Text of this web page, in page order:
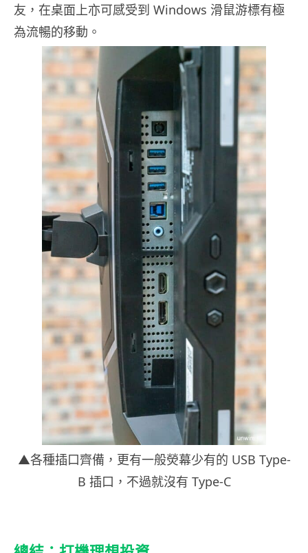
友，在桌面上亦可感受到 Windows 滑鼠游標有極
為流暢的移動。
▲各種插口齊備，更有一般熒幕少有的 USB Type-
B 插口，不過就沒有 Type-C